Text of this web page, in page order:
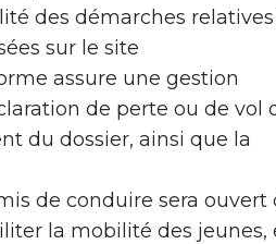
des démarches relatives
sur le site
assure une gestion
de perte ou de vol
du dossier, ainsi que la
de conduire sera ouvert
la mobilité des jeunes,